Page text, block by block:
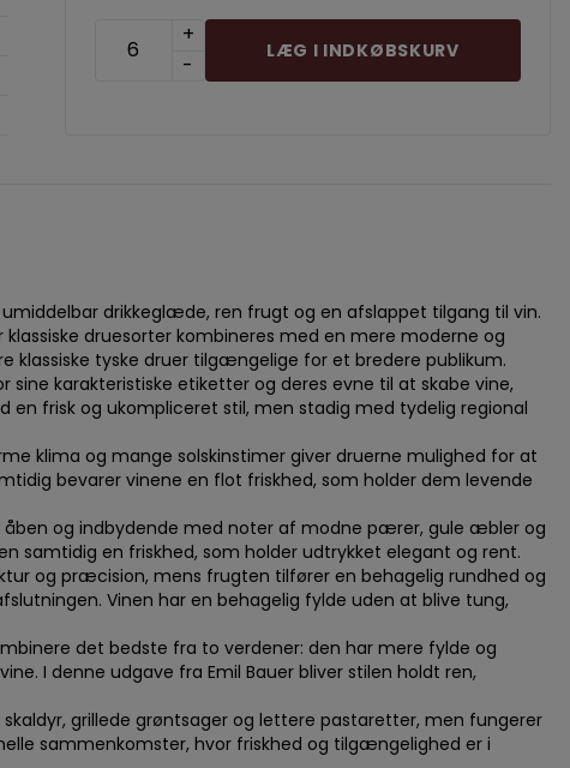
+
-
LÆG I INDKØBSKURV
drikkeglæde, ren frugt og en afslappet tilgang til vin.
druesorter kombineres med en mere moderne og
klassiske tyske druer tilgængelige for et bredere publikum.
karakteristiske etiketter og deres evne til at skabe vine,
frisk og ukompliceret stil, men stadig med tydelig regional
klima og mange solskinstimer giver druerne mulighed for at
bevarer vinene en flot friskhed, som holder dem levende
åben og indbydende med noter af modne pærer, gule æbler og
samtidig en friskhed, som holder udtrykket elegant og rent.
og præcision, mens frugten tilfører en behagelig rundhed og
Vinen har en behagelig fylde uden at blive tung,
det bedste fra to verdener: den har mere fylde og
I denne udgave fra Emil Bauer bliver stilen holdt ren,
skaldyr, grillede grøntsager og lettere pastaretter, men fungerer
sammenkomster, hvor friskhed og tilgængelighed er i